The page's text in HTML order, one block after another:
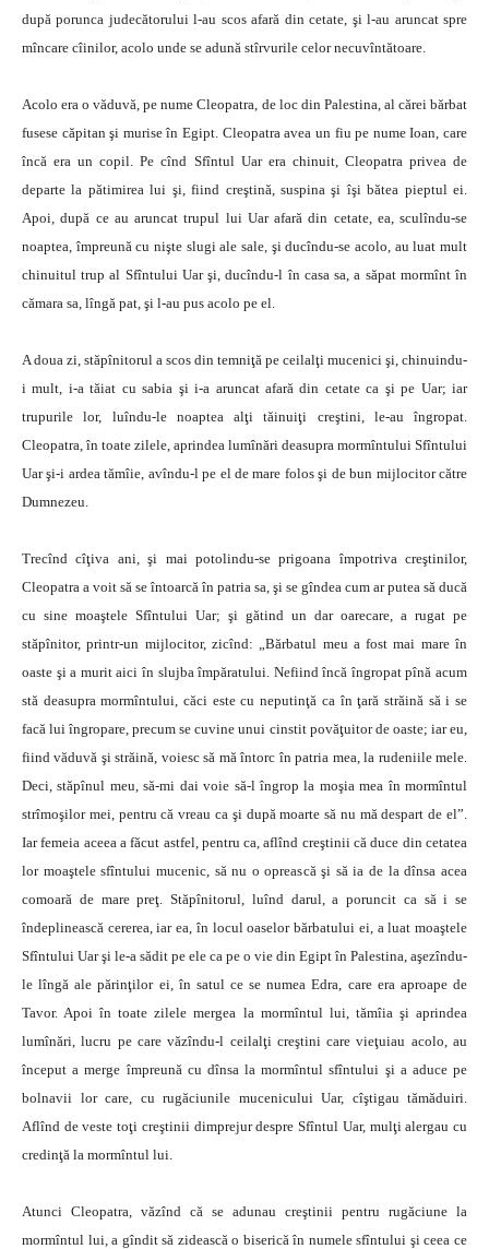
după porunca judecătorului l-au scos afară din cetate, şi l-au aruncat spre
mîncare cîinilor, acolo unde se adună stîrvurile celor necuvîntătoare.
Acolo era o văduvă, pe nume Cleopatra, de loc din Palestina, al cărei bărbat
fusese căpitan şi murise în Egipt. Cleopatra avea un fiu pe nume Ioan, care
încă era un copil. Pe cînd Sfîntul Uar era chinuit, Cleopatra privea de
departe la pătimirea lui şi, fiind creştină, suspina şi îşi bătea pieptul ei.
Apoi, după ce au aruncat trupul lui Uar afară din cetate, ea, sculîndu-se
noaptea, împreună cu nişte slugi ale sale, şi ducîndu-se acolo, au luat mult
chinuitul trup al Sfîntului Uar şi, ducîndu-l în casa sa, a săpat mormînt în
cămara sa, lîngă pat, şi l-au pus acolo pe el.
A doua zi, stăpînitorul a scos din temniţă pe ceilalţi mucenici şi, chinuindu-
i mult, i-a tăiat cu sabia şi i-a aruncat afară din cetate ca şi pe Uar; iar
trupurile lor, luîndu-le noaptea alţi tăinuiţi creştini, le-au îngropat.
Cleopatra, în toate zilele, aprindea lumînări deasupra mormîntului Sfîntului
Uar şi-i ardea tămîie, avîndu-l pe el de mare folos şi de bun mijlocitor către
Dumnezeu.
Trecînd cîţiva ani, şi mai potolindu-se prigoana împotriva creştinilor,
Cleopatra a voit să se întoarcă în patria sa, şi se gîndea cum ar putea să ducă
cu sine moaştele Sfîntului Uar; şi gătind un dar oarecare, a rugat pe
stăpînitor, printr-un mijlocitor, zicînd: „Bărbatul meu a fost mai mare în
oaste şi a murit aici în slujba împăratului. Nefiind încă îngropat pînă acum
stă deasupra mormîntului, căci este cu neputinţă ca în ţară străină să i se
facă lui îngropare, precum se cuvine unui cinstit povăţuitor de oaste; iar eu,
fiind văduvă şi străină, voiesc să mă întorc în patria mea, la rudeniile mele.
Deci, stăpînul meu, să-mi dai voie să-l îngrop la moşia mea în mormîntul
strîmoşilor mei, pentru că vreau ca şi după moarte să nu mă despart de el”.
Iar femeia aceea a făcut astfel, pentru ca, aflînd creştinii că duce din cetatea
lor moaştele sfîntului mucenic, să nu o oprească şi să ia de la dînsa acea
comoară de mare preţ. Stăpînitorul, luînd darul, a poruncit ca să i se
îndeplinească cererea, iar ea, în locul oaselor bărbatului ei, a luat moaştele
Sfîntului Uar şi le-a sădit pe ele ca pe o vie din Egipt în Palestina, aşezîndu-
le lîngă ale părinţilor ei, în satul ce se numea Edra, care era aproape de
Tavor. Apoi în toate zilele mergea la mormîntul lui, tămîia şi aprindea
lumînări, lucru pe care văzîndu-l ceilalţi creştini care vieţuiau acolo, au
început a merge împreună cu dînsa la mormîntul sfîntului şi a aduce pe
bolnavii lor care, cu rugăciunile mucenicului Uar, cîştigau tămăduiri.
Aflînd de veste toţi creştinii dimprejur despre Sfîntul Uar, mulţi alergau cu
credinţă la mormîntul lui.
Atunci Cleopatra, văzînd că se adunau creştinii pentru rugăciune la
mormîntul lui, a gîndit să zidească o biserică în numele sfîntului şi ceea ce